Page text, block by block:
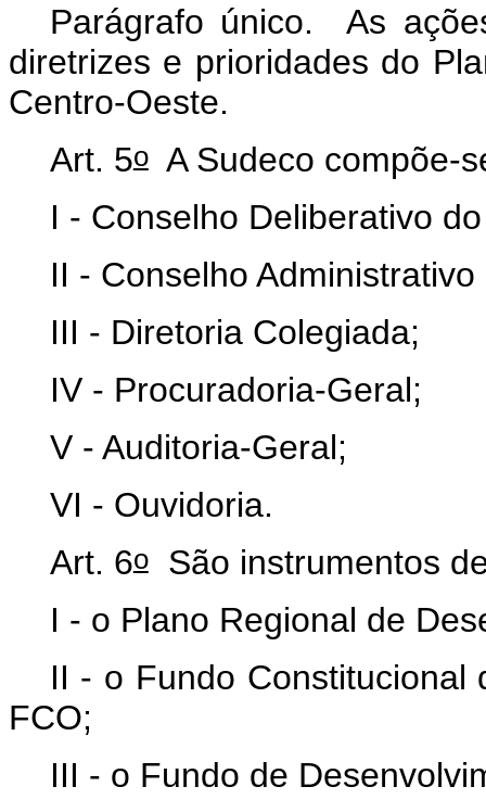
Parágrafo único. As
diretrizes e prioridades do
Centro-Oeste.
Art. 5oA Sudeco compõe-
I - Conselho Deliberativo
II - Conselho
III - Diretoria Colegiada;
IV - Procuradoria-Geral;
V - Auditoria-Geral;
VI - Ouvidoria.
Art. 6oSão instrumentos
I - o Plano Regional de
II - o Fundo Constitucional
FCO;
III - o Fundo de